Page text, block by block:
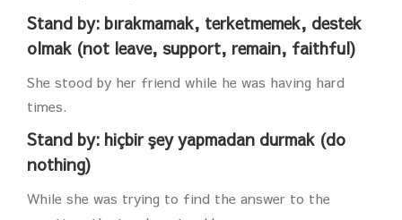
Stand by: bırakmamak, terketmemek, destek
olmak (not leave, support, remain, faithful)
She stood by her friend while he was having hard
times.
Stand by: hiçbir şey yapmadan durmak (do
nothing)
While she was trying to find the answer to the